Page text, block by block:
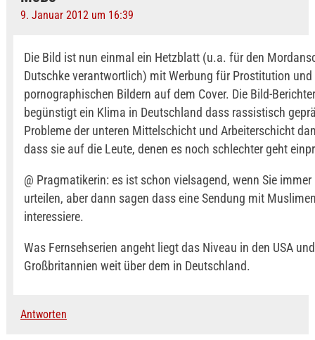
9. Januar 2012 um 16:39
Die Bild ist nun einmal ein Hetzblatt (u.a. für den
Dutschke verantwortlich) mit Werbung für Prostitution und
pornographischen Bildern auf dem Cover. Die Bild-
begünstigt ein Klima in Deutschland dass rassistisch
Probleme der unteren Mittelschicht und Arbeiterschicht
dass sie auf die Leute, denen es noch schlechter geht
@ Pragmatikerin: es ist schon vielsagend, wenn Sie
urteilen, aber dann sagen dass eine Sendung mit
interessiere.
Was Fernsehserien angeht liegt das Niveau in den USA und
Großbritannien weit über dem in Deutschland.
Antworten